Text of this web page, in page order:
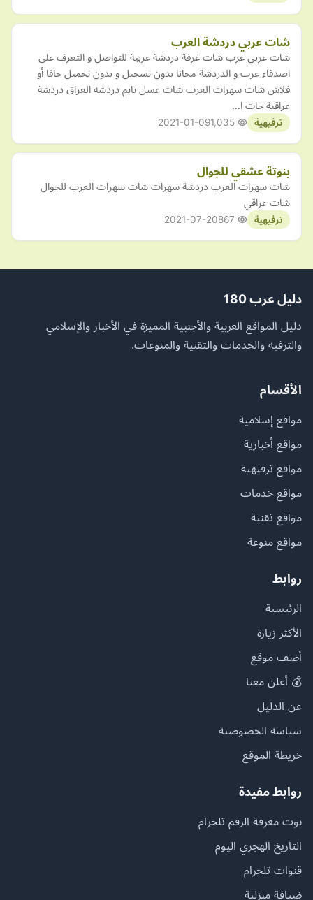
شات عربي دردشة العرب
شات عربي عرب شات غرفة دردشة عربية للتواصل و التعرف على
اصدقاء عرب و الدردشة مجانا بدون تسجيل و بدون تحميل جافا أو
فلاش شات سهرات العرب شات عسل تايم دردشه العراق دردشة
عراقية جات ا…
ترفيهية 2021-01-09
بنوتة عشقي للجوال
شات سهرات العرب دردشة سهرات شات سهرات العرب للجوال
شات عراقي
ترفيهية 2021-07-20
دليل عرب 180
دليل المواقع العربية والأجنبية المميزة في الأخبار والإسلامي
والترفيه والخدمات والتقنية والمنوعات.
الأقسام
مواقع إسلامية
مواقع أخبارية
مواقع ترفيهية
مواقع خدمات
مواقع تقنية
مواقع منوعة
روابط
الرئيسية
الأكثر زيارة
أضف موقع
💰 أعلن معنا
عن الدليل
سياسة الخصوصية
خريطة الموقع
روابط مفيدة
بوت معرفة الرقم تلجرام
التاريخ الهجري اليوم
قنوات تلجرام
ضيافة منزلية